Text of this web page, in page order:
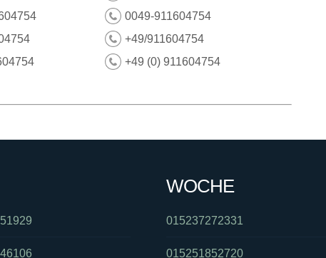
0049-911604754
+49/911604754
+49 (0) 911604754
WOCHE
015237272331
015251852720